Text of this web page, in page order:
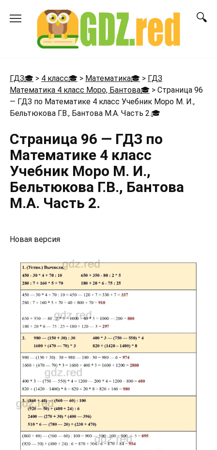
ГДЗ🎓 > 4 класс🎓 > Математика🎓 > ГДЗ
Математика 4 класс Моро, Бантова🎓 > Страница 96
— ГДЗ по Математике 4 класс Учебник Моро М. И.,
Бельтюкова Г.В., Бантова М.А. Часть 2.🎓
Страница 96 — ГДЗ по
Математике 4 класс
Учебник Моро М. И.,
Бельтюкова Г.В., Бантова
М.А. Часть 2.
Новая версия